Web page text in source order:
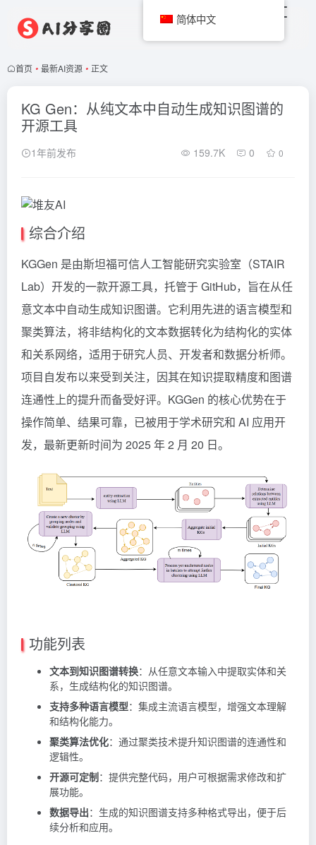
首页 • 最新AI资源 • 正文
KG Gen：从纯文本中自动生成知识图谱的
开源工具
1年前发布 159.7K 0 0
综合介绍
KGGen 是由斯坦福可信人工智能研究实验室（STAIR
Lab）开发的一款开源工具，托管于 GitHub，旨在从任
意文本中自动生成知识图谱。它利用先进的语言模型和
聚类算法，将非结构化的文本数据转化为结构化的实体
和关系网络，适用于研究人员、开发者和数据分析师。
项目自发布以来受到关注，因其在知识提取精度和图谱
连通性上的提升而备受好评。KGGen 的核心优势在于
操作简单、结果可靠，已被用于学术研究和 AI 应用开
发，最新更新时间为 2025 年 2 月 20 日。
功能列表
文本到知识图谱转换：从任意文本输入中提取实体和关
系，生成结构化的知识图谱。
支持多种语言模型：集成主流语言模型，增强文本理解
和结构化能力。
聚类算法优化：通过聚类技术提升知识图谱的连通性和
逻辑性。
开源可定制：提供完整代码，用户可根据需求修改和扩
展功能。
数据导出：生成的知识图谱支持多种格式导出，便于后
续分析和应用。
简体中文